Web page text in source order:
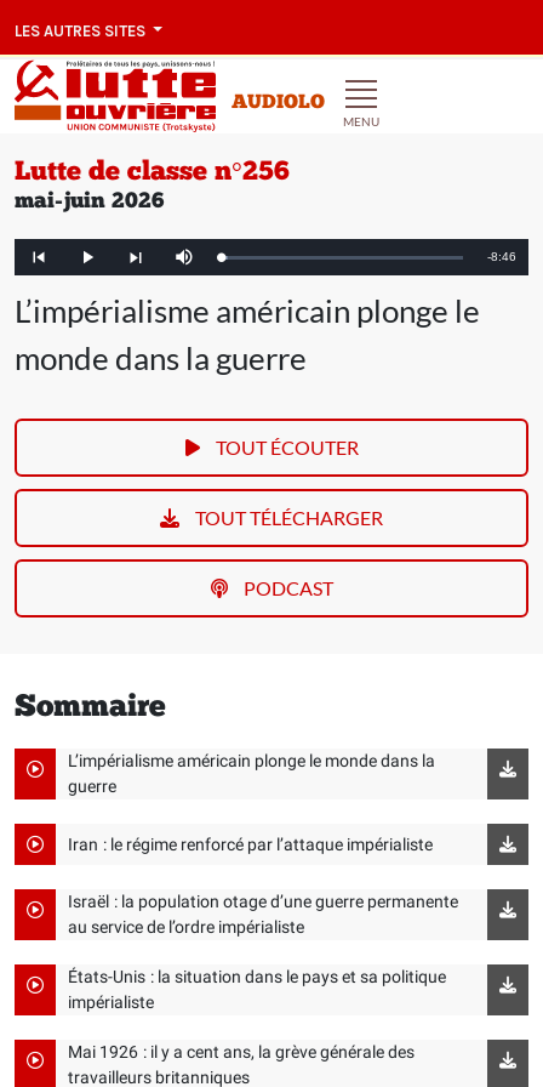
LES AUTRES SITES
AUDIOLO
MENU
Lutte de classe n°256
mai-juin 2026
Article
précédent
Play
Article
suivant
Mute Loaded:
2.88%
-8:46
L’impérialisme américain plonge le
monde dans la guerre
TOUT ÉCOUTER
TOUT TÉLÉCHARGER
PODCAST
Sommaire
L’impérialisme américain plonge le monde dans la
guerre
Iran : le régime renforcé par l’attaque impérialiste
Israël : la population otage d’une guerre permanente
au service de l’ordre impérialiste
États-Unis : la situation dans le pays et sa politique
impérialiste
Mai 1926 : il y a cent ans, la grève générale des
travailleurs britanniques